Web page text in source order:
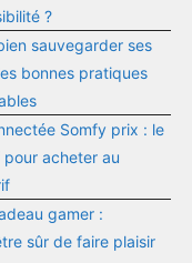
?
sauvegarder ses
bonnes pratiques
Somfy prix : le
acheter au
gamer :
sûr de faire plaisir